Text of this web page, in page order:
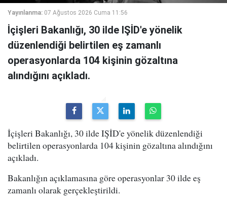
Yayınlanma: 07 Ağustos 2026 Cuma 11:56
İçişleri Bakanlığı, 30 ilde IŞİD'e yönelik
düzenlendiği belirtilen eş zamanlı
operasyonlarda 104 kişinin gözaltına
alındığını açıkladı.
İçişleri Bakanlığı, 30 ilde IŞİD'e yönelik düzenlendiği
belirtilen operasyonlarda 104 kişinin gözaltına alındığını
açıkladı.
Bakanlığın açıklamasına göre operasyonlar 30 ilde eş
zamanlı olarak gerçekleştirildi.